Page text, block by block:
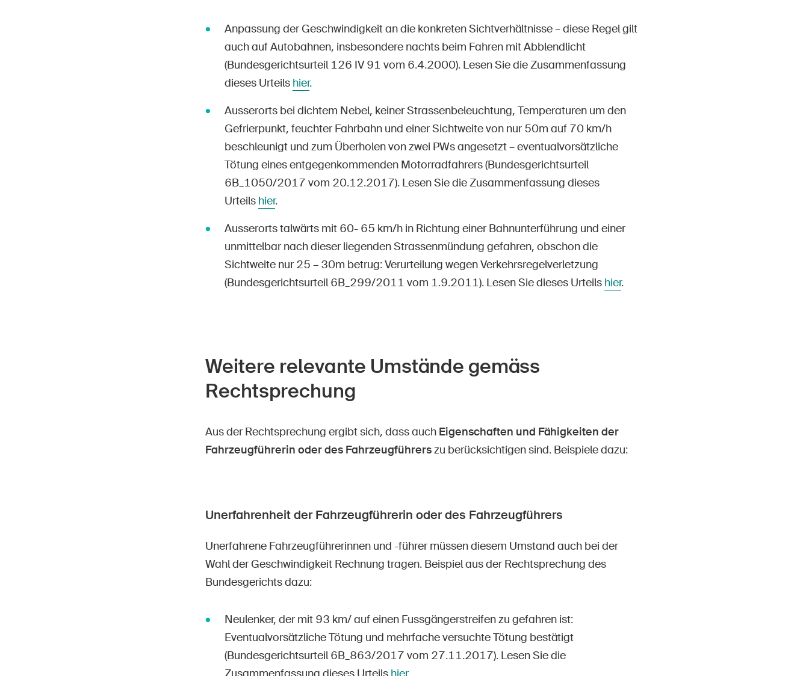
Anpassung der Geschwindigkeit an die konkreten Sichtverhältnisse – diese Regel gilt
auch auf Autobahnen, insbesondere nachts beim Fahren mit Abblendlicht
(Bundesgerichtsurteil 126 IV 91 vom 6.4.2000). Lesen Sie die Zusammenfassung
dieses Urteils hier.
Ausserorts bei dichtem Nebel, keiner Strassenbeleuchtung, Temperaturen um den
Gefrierpunkt, feuchter Fahrbahn und einer Sichtweite von nur 50m auf 70 km/h
beschleunigt und zum Überholen von zwei PWs angesetzt – eventualvorsätzliche
Tötung eines entgegenkommenden Motorradfahrers (Bundesgerichtsurteil
6B_1050/2017 vom 20.12.2017). Lesen Sie die Zusammenfassung dieses
Urteils hier.
Ausserorts talwärts mit 60- 65 km/h in Richtung einer Bahnunterführung und einer
unmittelbar nach dieser liegenden Strassenmündung gefahren, obschon die
Sichtweite nur 25 – 30m betrug: Verurteilung wegen Verkehrsregelverletzung
(Bundesgerichtsurteil 6B_299/2011 vom 1.9.2011). Lesen Sie dieses Urteils hier.
Weitere relevante Umstände gemäss
Rechtsprechung
Aus der Rechtsprechung ergibt sich, dass auch Eigenschaften und Fähigkeiten der
Fahrzeugführerin oder des Fahrzeugführerszu berücksichtigen sind. Beispiele dazu:
Unerfahrenheit der Fahrzeugführerin oder des Fahrzeugführers
Unerfahrene Fahrzeugführerinnen und -führer müssen diesem Umstand auch bei der
Wahl der Geschwindigkeit Rechnung tragen. Beispiel aus der Rechtsprechung des
Bundesgerichts dazu:
Neulenker, der mit 93 km/ auf einen Fussgängerstreifen zu gefahren ist:
Eventualvorsätzliche Tötung und mehrfache versuchte Tötung bestätigt
(Bundesgerichtsurteil 6B_863/2017 vom 27.11.2017). Lesen Sie die